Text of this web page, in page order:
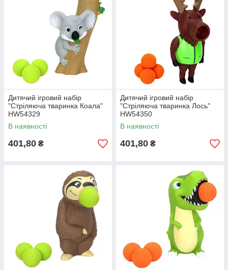
Дитячий ігровий набір
"Стріляюча тваринка Коала"
HW54329
В наявності
401,80 ₴
Дитячий ігровий набір
"Стріляюча тваринка Лось"
HW54350
В наявності
401,80 ₴